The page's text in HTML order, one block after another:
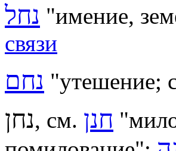
נחל "имение,
связи
נחם "утешение;
נחן, см. חנן